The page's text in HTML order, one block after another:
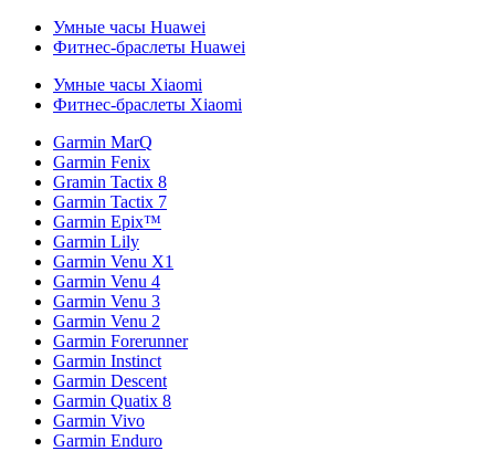
Умные часы Huawei
Фитнес-браслеты Huawei
Умные часы Xiaomi
Фитнес-браслеты Xiaomi
Garmin MarQ
Garmin Fenix
Gramin Tactix 8
Garmin Tactix 7
Garmin Epix™
Garmin Lily
Garmin Venu X1
Garmin Venu 4
Garmin Venu 3
Garmin Venu 2
Garmin Forerunner
Garmin Instinct
Garmin Descent
Garmin Quatix 8
Garmin Vivo
Garmin Enduro